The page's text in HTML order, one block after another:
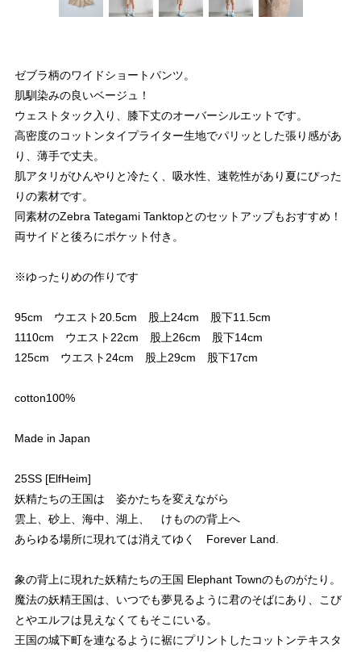
ゼブラ柄のワイドショートパンツ。
肌馴染みの良いベージュ！
ウェストタック入り、膝下丈のオーバーシルエットです。
高密度のコットンタイプライター生地でパリッとした張り感があ
り、薄手で丈夫。
肌アタリがひんやりと冷たく、吸水性、速乾性があり夏にぴった
りの素材です。
同素材のZebra Tategami Tanktopとのセットアップもおすすめ！
両サイドと後ろにポケット付き。
※ゆったりめの作りです
95cm ウエスト20.5cm 股上24cm 股下11.5cm
1110cm ウエスト22cm 股上26cm 股下14cm
125cm ウエスト24cm 股上29cm 股下17cm
cotton100%
Made in Japan
25SS [ElfHeim]
妖精たちの王国は 姿かたちを変えながら
雲上、砂上、海中、湖上、 けものの背上へ
あらゆる場所に現れては消えてゆく Forever Land.
象の背上に現れた妖精たちの王国 Elephant Townのものがたり。
魔法の妖精王国は、いつでも夢見るように君のそばにあり、こび
とやエルフは見えなくてもそこにいる。
王国の城下町を連なるように裾にプリントしたコットンテキスタ